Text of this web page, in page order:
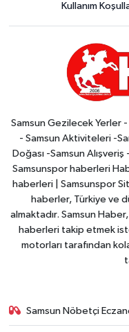
Kullanım
Samsun Gezilecek Yerler
- Samsun Aktiviteleri -
Doğası -Samsun
Samsunspor haberleri
haberleri | Samsunspor
haberler, Türkiye ve
almaktadır. Samsun
haberleri takip etmek
motorları tarafından
Samsun Nöbetçi